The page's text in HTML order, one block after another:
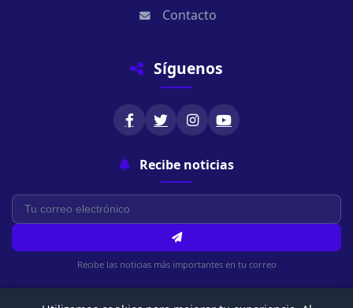
Contacto
Síguenos
Recibe noticias
Recibe las noticias más importantes en tu correo